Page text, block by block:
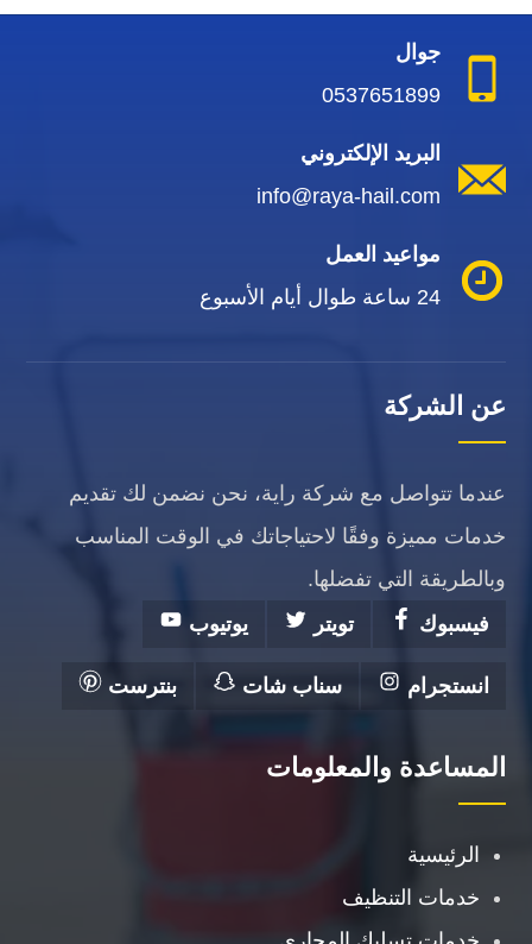
جوال
0537651899
البريد الإلكتروني
info@raya-hail.com
مواعيد العمل
24 ساعة طوال أيام الأسبوع
عن الشركة
عندما تتواصل مع شركة راية، نحن نضمن لك تقديم
خدمات مميزة وفقًا لاحتياجاتك في الوقت المناسب
وبالطريقة التي تفضلها.
فيسبوك
تويتر يوتيوب
انستجرام سناب شات بنترست
المساعدة والمعلومات
الرئيسية
خدمات التنظيف